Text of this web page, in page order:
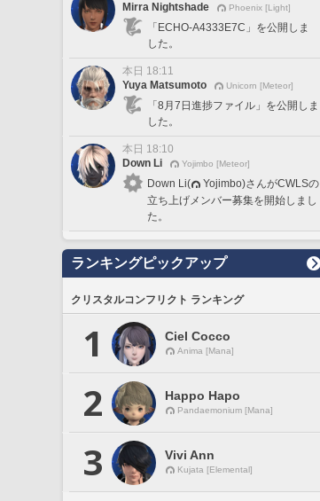
Mirra Nightshade
Phoenix [Light]
「ECHO-A4333E7C」を公開しま
した。
本日 18:11
Yuya Matsumoto
Unicorn [Meteor]
「8月7日進捗ファイル」を公開しま
した。
本日 18:10
Down Li
Yojimbo [Meteor]
Down Li(
Yojimbo)さんがCWLSの
立ち上げメンバー募集を開始しまし
た。
ランキングピックアップ
クリスタルコンフリクト ランキング
1 Ciel Cocco
Anima [Mana]
2 Happo Hapo
Pandaemonium [Mana]
3 Vivi Ann
Kujata [Elemental]